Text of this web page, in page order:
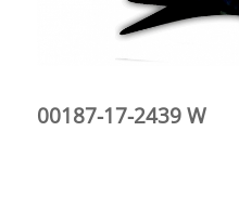
00187-17-2439 W